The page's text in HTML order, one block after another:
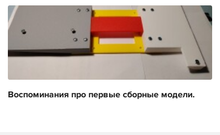
Воспоминания про первые сборные модели.